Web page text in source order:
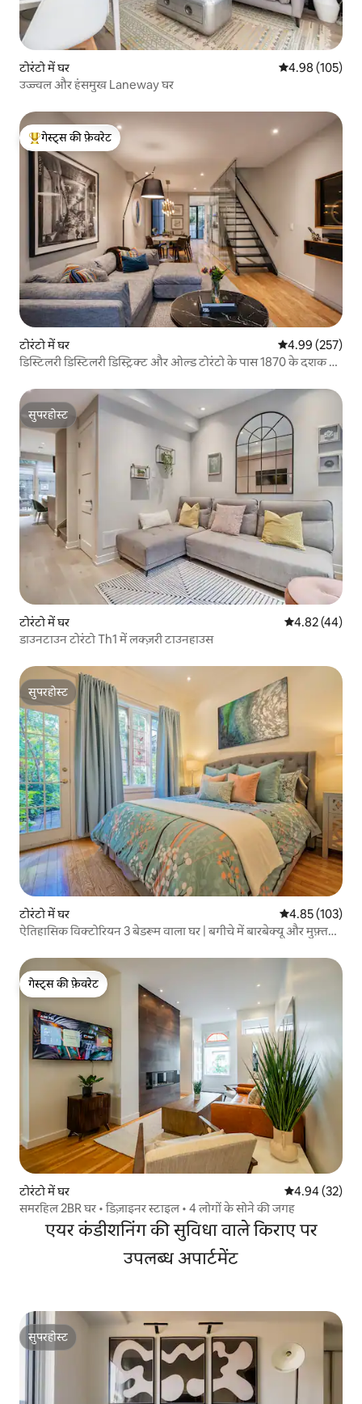
टोरंटो में घर औसत रेटिंग 5 में से
4.98 (105)
उज्ज्वल और हंसमुख Laneway घर
गेस्ट्स का टॉप फ़ेवरेट
गेस्ट्स की फ़ेवरेट
टोरंटो में घर औसत रेटिंग 5 में से
4.99 (257)
डिस्टिलरी डिस्टिलरी डिस्ट्रिक्ट और ओल्ड टोरंटो के पास 1870 के दशक का
सुपरहोस्ट
सुपरहोस्ट
टोरंटो में घर औसत रेटिंग 5 में
4.82 (44)
डाउनटाउन टोरंटो Th1 में लक्ज़री टाउनहाउस
सुपरहोस्ट
सुपरहोस्ट
टोरंटो में घर औसत रेटिंग 5 में से
4.85 (103)
ऐतिहासिक विक्टोरियन 3 बेडरूम वाला घर | बगीचे में बारबेक्यू और मुफ़्त
गेस्ट्स की फ़ेवरेट
गेस्ट्स की फ़ेवरेट
टोरंटो में घर औसत रेटिंग 5 में
4.94 (32)
समरहिल 2BR घर • डिज़ाइनर स्टाइल • 4 लोगों के सोने की जगह
एयर कंडीशनिंग की सुविधा वाले किराए पर
उपलब्ध अपार्टमेंट
सुपरहोस्ट
सुपरहोस्ट